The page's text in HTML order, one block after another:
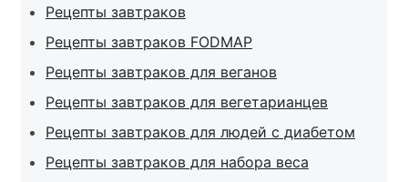
Рецепты завтраков
Рецепты завтраков FODMAP
Рецепты завтраков для веганов
Рецепты завтраков для вегетарианцев
Рецепты завтраков для людей с диабетом
Рецепты завтраков для набора веса